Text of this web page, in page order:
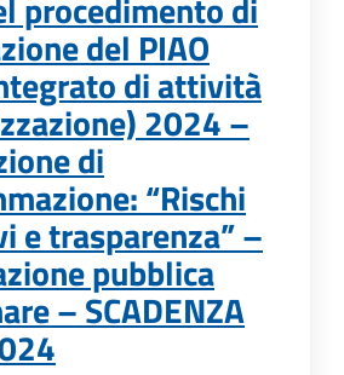
del PIAO
di attività
2024 –
di
“Rischi
e trasparenza” –
pubblica
– SCADENZA